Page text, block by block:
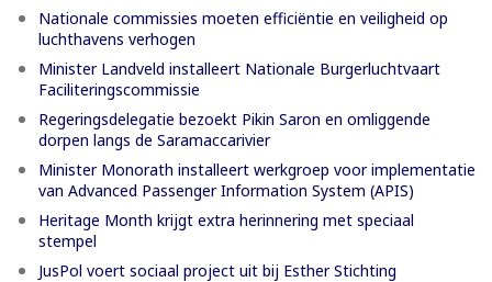
Nationale commissies moeten efficiëntie en veiligheid op
luchthavens verhogen
Minister Landveld installeert Nationale Burgerluchtvaart
Faciliteringscommissie
Regeringsdelegatie bezoekt Pikin Saron en omliggende
dorpen langs de Saramaccarivier
Minister Monorath installeert werkgroep voor implementatie
van Advanced Passenger Information System (APIS)
Heritage Month krijgt extra herinnering met speciaal
stempel
JusPol voert sociaal project uit bij Esther Stichting